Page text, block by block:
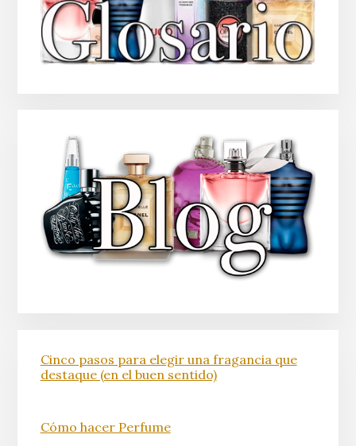
Cinco pasos para elegir una fragancia que
destaque (en el buen sentido)
Cómo hacer Perfume